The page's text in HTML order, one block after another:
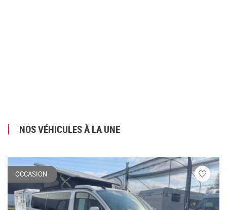
NOS VÉHICULES À LA UNE
OCCASION
Veuillez
vous